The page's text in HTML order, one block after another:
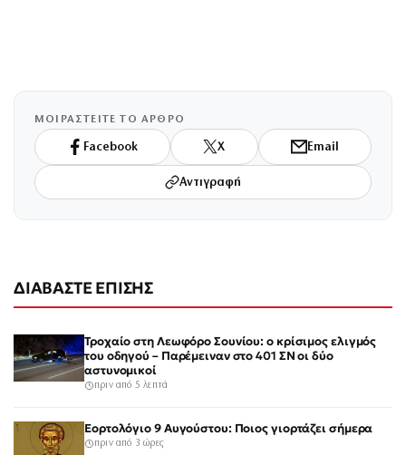
ΜΟΙΡΑΣΤΕΙΤΕ ΤΟ ΑΡΘΡΟ
Facebook X Email
Αντιγραφή
ΔΙΑΒΑΣΤΕ ΕΠΙΣΗΣ
Τροχαίο στη Λεωφόρο Σουνίου: ο κρίσιμος ελιγμός
του οδηγού – Παρέμειναν στο 401 ΣΝ οι δύο
αστυνομικοί
πριν από 5 λεπτά
Εορτολόγιο 9 Αυγούστου: Ποιος γιορτάζει σήμερα
πριν από 3 ώρες